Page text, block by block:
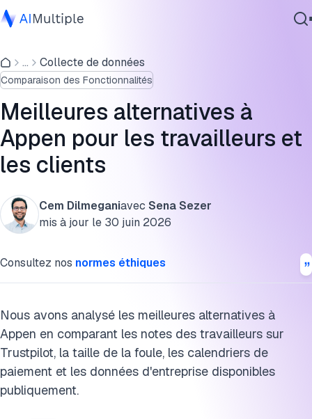
IA agentique
cybersécurité
Données
Logiciel d'entreprise
Services
Contactez-nous
... Collecte de données
Comparaison des Fonctionnalités
Meilleures alternatives à
Appen pour les travailleurs et
les clients
Cem Dilmeganiavec Sena Sezer
mis à jour le 30 juin 2026
Consultez nos normes éthiques
Nous avons analysé les meilleures alternatives à
Appen en comparant les notes des travailleurs sur
Trustpilot, la taille de la foule, les calendriers de
paiement et les données d'entreprise disponibles
publiquement.
Analyse détaillée des alternatives pour les travailleurs
Avis sur Appen
FAQ